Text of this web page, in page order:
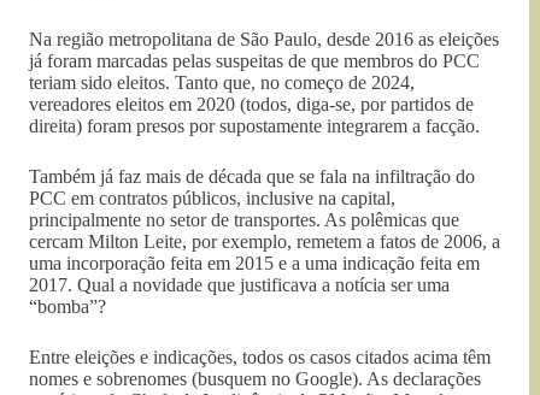
Na região metropolitana de São Paulo, desde 2016 as eleições
já foram marcadas pelas suspeitas de que membros do PCC
teriam sido eleitos. Tanto que, no começo de 2024,
vereadores eleitos em 2020 (todos, diga-se, por partidos de
direita) foram presos por supostamente integrarem a facção.
Também já faz mais de década que se fala na infiltração do
PCC em contratos públicos, inclusive na capital,
principalmente no setor de transportes. As polêmicas que
cercam Milton Leite, por exemplo, remetem a fatos de 2006, a
uma incorporação feita em 2015 e a uma indicação feita em
2017. Qual a novidade que justificava a notícia ser uma
“bomba”?
Entre eleições e indicações, todos os casos citados acima têm
nomes e sobrenomes (busquem no Google). As declarações